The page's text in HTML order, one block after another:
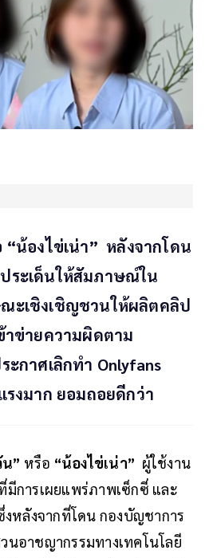
“น้องไข่เน่า” หลังจากโดน
ระเด็นให้สัมภาษณ์ใน
ะเชิงเชิญชวนให้ผลิตคลิป
าข่ายความผิดตาม
กาศเลิกทำ Onlyfans
รงมาก ยอมถอยดีกว่า
” หรือ “น้องไข่เน่า” ผู้ใช้งาน
มีการเผยแพร่ภาพเซ็กซี่ และ
หลังจากที่โดน กองบัญชาการ
นอาชญากรรมทางเทคโนโลยี